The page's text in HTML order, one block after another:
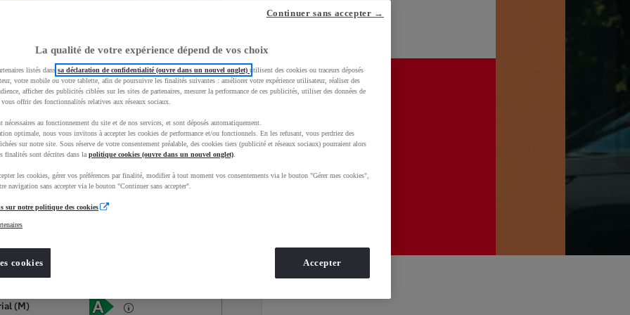
Services Concession
Occasions
(M)
La qualité de votre expérience dépend de vos choix
listés dans sa déclaration de confidentialité (ouvre dans un nouvel onglet) utilisent des cookies ou traceurs déposés
votre mobile ou votre tablette, afin de poursuivre les finalités suivantes : améliorer votre expérience utilisateur, réaliser des
afficher des publicités ciblées sur les sites de partenaires, mesurer la performance de ces publicités, utiliser des données de
offrir des fonctionnalités relatives aux réseaux sociaux.
nécessaires au fonctionnement du site et de nos services, et sont déposés automatiquement.
optimale, nous vous invitons à accepter les cookies de performance et/ou fonctionnels. En les refusant, vous perdriez des
sur notre site. Sous réserve de votre consentement préalable, des cookies tiers (publicité et réseaux sociaux) pourraient alors
finalités sont décrites dans la politique cookies (ouvre dans un nouvel onglet)
les cookies, gérer vos préférences par finalité, modifier à tout moment vos consentements via le bouton "Gérer mes cookies",
navigation sans accepter via le bouton "Continuer sans accepter".
sur notre politique des cookies
cookies
Continuer sans accepter →
Accepter